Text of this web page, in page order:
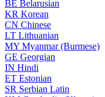
BE Belarusian
KR Korean
CN Chinese
LT Lithuanian
MY Myanmar (Burmese)
GE Georgian
IN Hindi
ET Estonian
SR Serbian Latin